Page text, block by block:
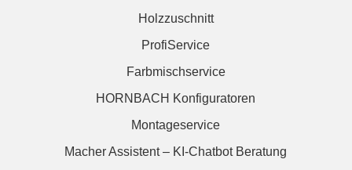
Holzzuschnitt
ProfiService
Farbmischservice
HORNBACH Konfiguratoren
Montageservice
Macher Assistent – KI-Chatbot Beratung